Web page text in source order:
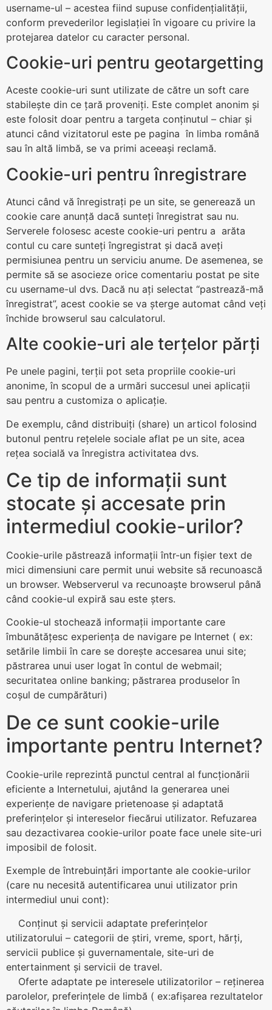
username-ul – acestea fiind supuse confidențialității,
conform prevederilor legislației în vigoare cu privire la
protejarea datelor cu caracter personal.
Cookie-uri pentru geotargetting
Aceste cookie-uri sunt utilizate de către un soft care
stabilește din ce țară proveniți. Este complet anonim și
este folosit doar pentru a targeta conținutul – chiar și
atunci când vizitatorul este pe pagina în limba română
sau în altă limbă, se va primi aceeași reclamă.
Cookie-uri pentru înregistrare
Atunci când vă înregistrați pe un site, se generează un
cookie care anunță dacă sunteți înregistrat sau nu.
Serverele folosesc aceste cookie-uri pentru a arăta
contul cu care sunteți îngregistrat și dacă aveți
permisiunea pentru un serviciu anume. De asemenea, se
permite să se asocieze orice comentariu postat pe site
cu username-ul dvs. Dacă nu ați selectat “pastrează-mă
înregistrat”, acest cookie se va șterge automat când veți
închide browserul sau calculatorul.
Alte cookie-uri ale terțelor părți
Pe unele pagini, terții pot seta propriile cookie-uri
anonime, în scopul de a urmări succesul unei aplicații
sau pentru a customiza o aplicație.
De exemplu, când distribuiți (share) un articol folosind
butonul pentru rețelele sociale aflat pe un site, acea
rețea socială va înregistra activitatea dvs.
Ce tip de informații sunt
stocate și accesate prin
intermediul cookie-urilor?
Cookie-urile păstrează informații într-un fișier text de
mici dimensiuni care permit unui website să recunoască
un browser. Webserverul va recunoaște browserul până
când cookie-ul expiră sau este șters.
Cookie-ul stochează informații importante care
îmbunătățesc experiența de navigare pe Internet ( ex:
setările limbii în care se dorește accesarea unui site;
păstrarea unui user logat în contul de webmail;
securitatea online banking; păstrarea produselor în
coșul de cumpărături)
De ce sunt cookie-urile
importante pentru Internet?
Cookie-urile reprezintă punctul central al funcționării
eficiente a Internetului, ajutând la generarea unei
experiențe de navigare prietenoase și adaptată
preferințelor și intereselor fiecărui utilizator. Refuzarea
sau dezactivarea cookie-urilor poate face unele site-uri
imposibil de folosit.
Exemple de întrebuințări importante ale cookie-urilor
(care nu necesită autentificarea unui utilizator prin
intermediul unui cont):
Conținut și servicii adaptate preferințelor
utilizatorului – categorii de știri, vreme, sport, hărți,
servicii publice și guvernamentale, site-uri de
entertainment și servicii de travel.
Oferte adaptate pe interesele utilizatorilor – reținerea
parolelor, preferințele de limbă ( ex:afișarea rezultatelor